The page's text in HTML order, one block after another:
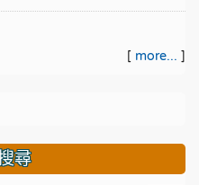
[ more... ]
尋